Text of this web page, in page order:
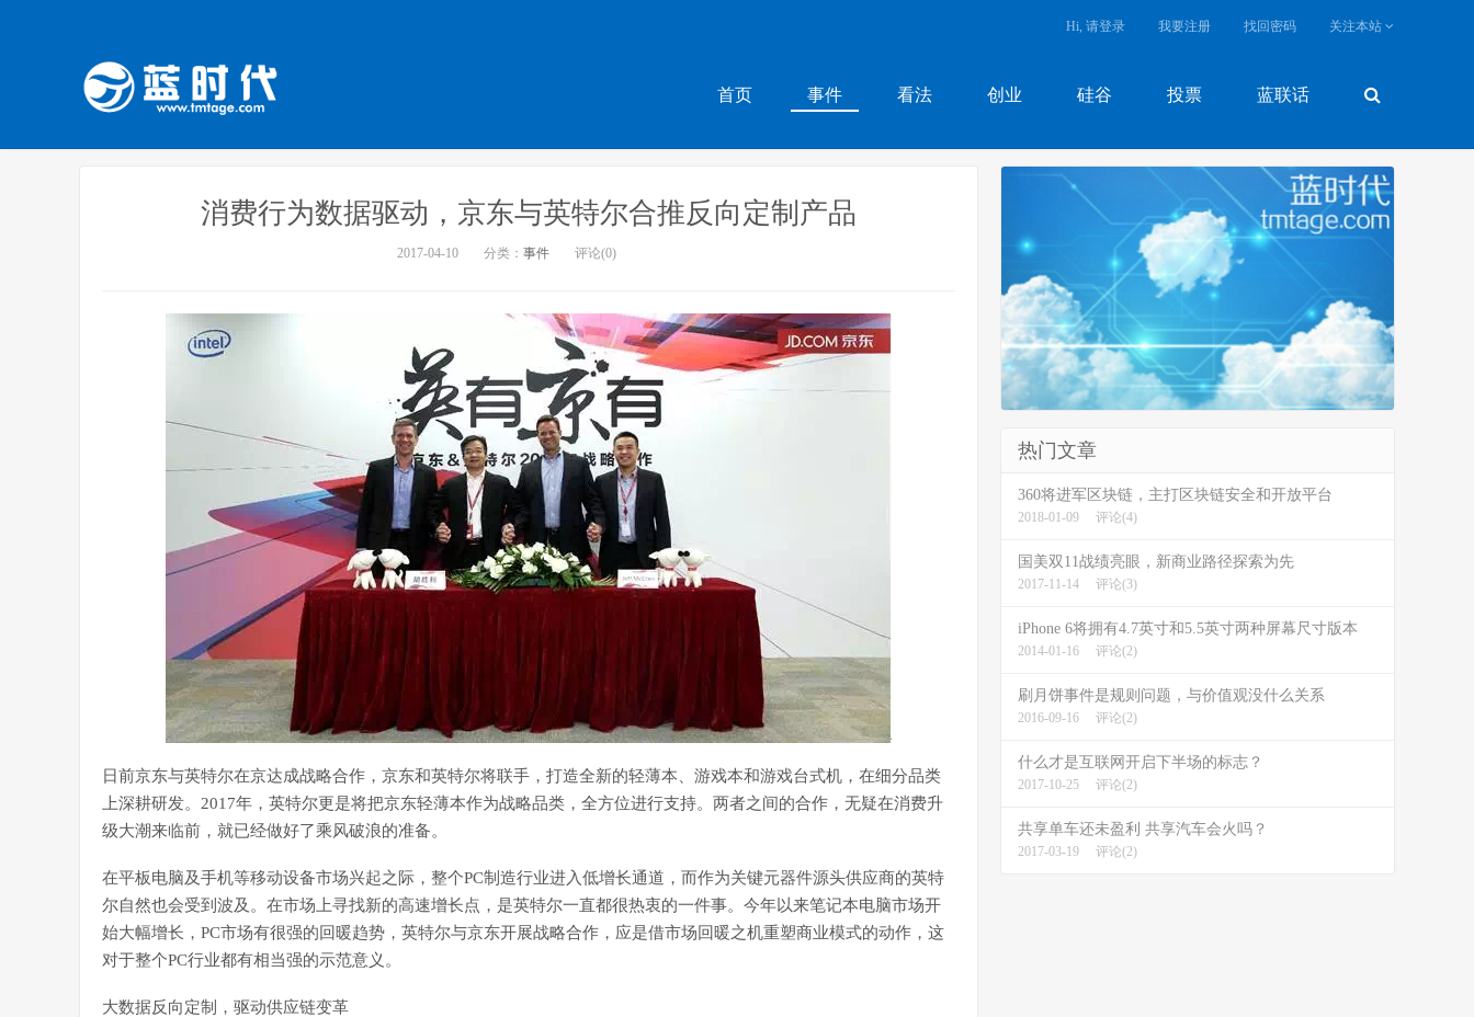
首页 事件 看法 创业 硅谷 投票 蓝联话
Hi, 请登录 我要注册 找回密码 关注本站
消费行为数据驱动，京东与英特尔合推反向定制产品
2017-04-10 分类： 事件 评论(0)
日前京东与英特尔在京达成战略合作，京东和英特尔将联手，打造全新的轻薄本、游戏本和游戏台式机，在细分品类
上深耕研发。2017年，英特尔更是将把京东轻薄本作为战略品类，全方位进行支持。两者之间的合作，无疑在消费升
级大潮来临前，就已经做好了乘风破浪的准备。
在平板电脑及手机等移动设备市场兴起之际，整个PC制造行业进入低增长通道，而作为关键元器件源头供应商的英特
尔自然也会受到波及。在市场上寻找新的高速增长点，是英特尔一直都很热衷的一件事。今年以来笔记本电脑市场开
始大幅增长，PC市场有很强的回暖趋势，英特尔与京东开展战略合作，应是借市场回暖之机重塑商业模式的动作，这
对于整个PC行业都有相当强的示范意义。
大数据反向定制，驱动供应链变革
热门文章
360将进军区块链，主打区块链安全和开放平台
2018-01-09 评论(4)
国美双11战绩亮眼，新商业路径探索为先
2017-11-14 评论(3)
iPhone 6将拥有4.7英寸和5.5英寸两种屏幕尺寸版本
2014-01-16 评论(2)
刷月饼事件是规则问题，与价值观没什么关系
2016-09-16 评论(2)
什么才是互联网开启下半场的标志？
2017-10-25 评论(2)
共享单车还未盈利 共享汽车会火吗？
2017-03-19 评论(2)